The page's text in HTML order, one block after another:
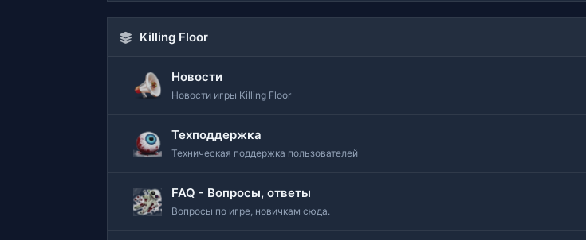
Killing Floor
Новости
Новости игры Killing Floor
Техподдержка
Техническая поддержка пользователей
FAQ - Вопросы, ответы
Вопросы по игре, новичкам сюда.